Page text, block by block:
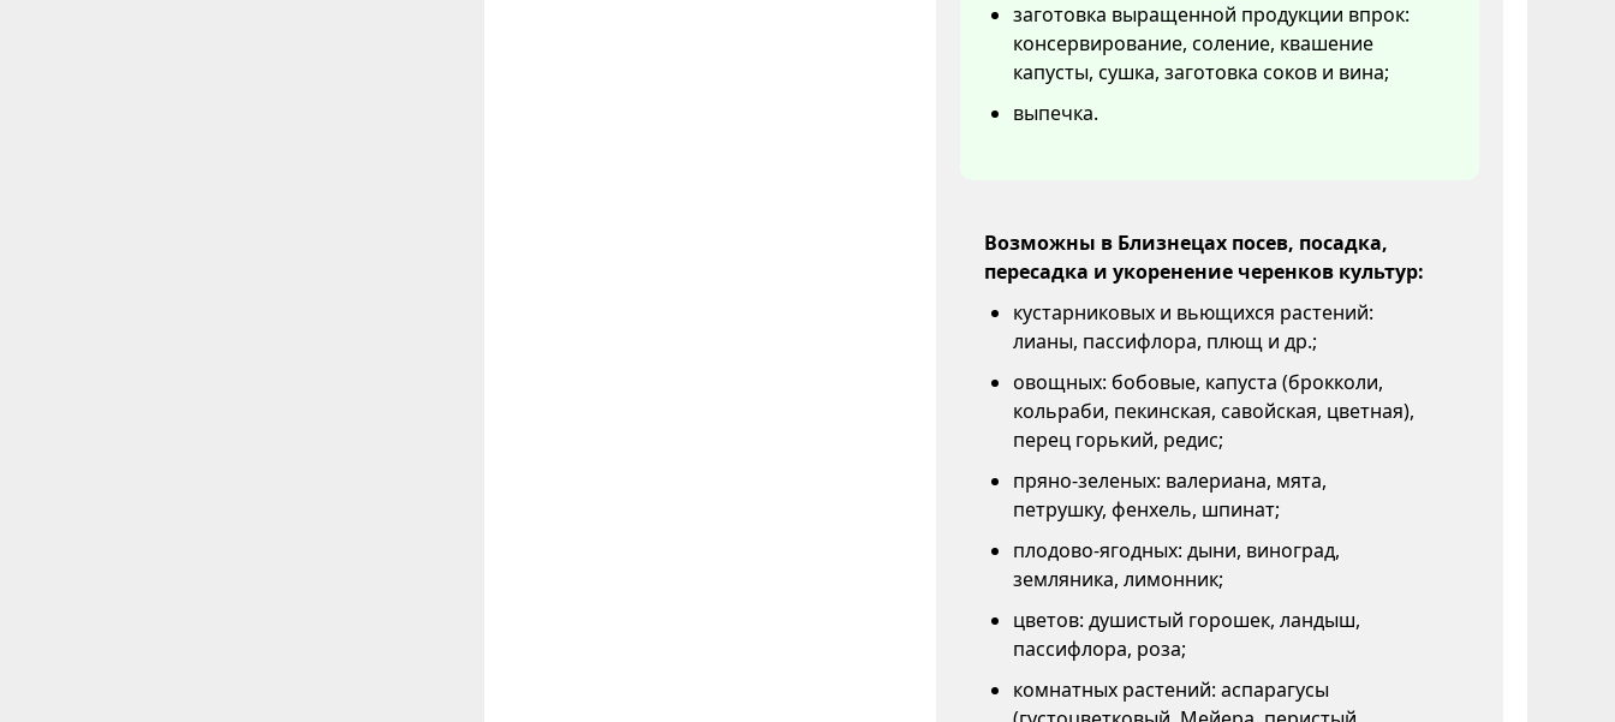
заготовка выращенной продукции впрок:
консервирование, соление, квашение
капусты, сушка, заготовка соков и вина;
выпечка.
Возможны в Близнецах посев, посадка,
пересадка и укоренение черенков культур:
кустарниковых и вьющихся растений:
лианы, пассифлора, плющ и др.;
овощных: бобовые, капуста (брокколи,
кольраби, пекинская, савойская, цветная),
перец горький, редис;
пряно-зеленых: валериана, мята,
петрушку, фенхель, шпинат;
плодово-ягодных: дыни, виноград,
земляника, лимонник;
цветов: душистый горошек, ландыш,
пассифлора, роза;
комнатных растений: аспарагусы